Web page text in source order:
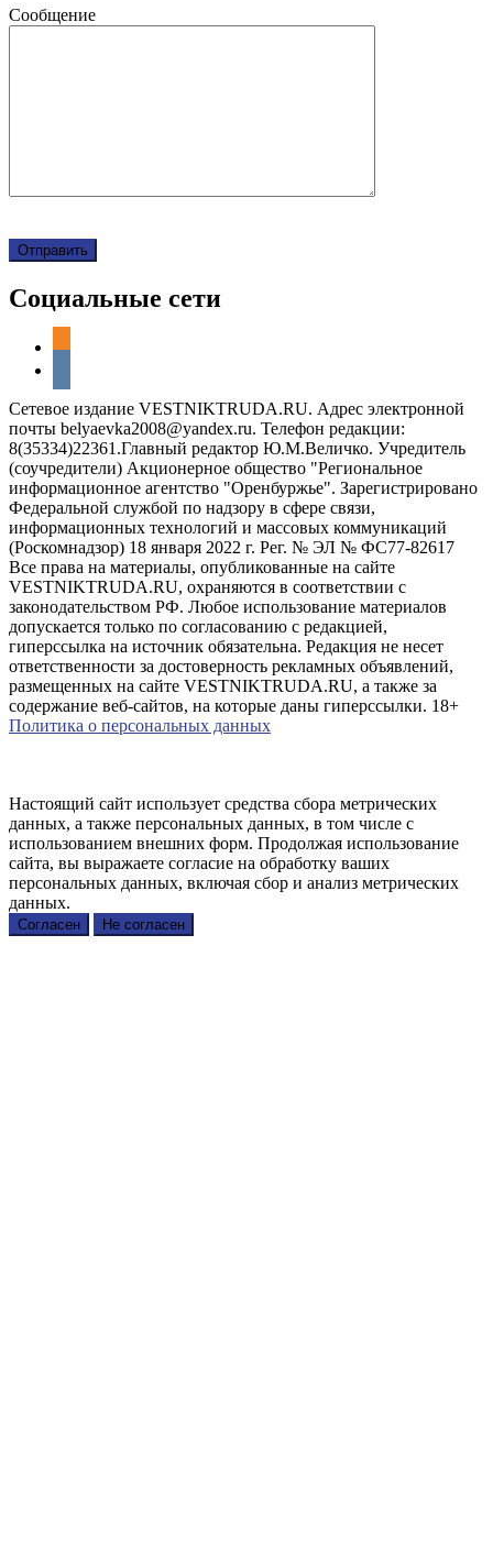
Сообщение
Социальные сети
Сетевое издание VESTNIKTRUDA.RU. Адрес электронной
почты belyaevka2008@yandex.ru. Телефон редакции:
8(35334)22361.Главный редактор Ю.М.Величко. Учредитель
(соучредители) Акционерное общество "Региональное
информационное агентство "Оренбуржье". Зарегистрировано
Федеральной службой по надзору в сфере связи,
информационных технологий и массовых коммуникаций
(Роскомнадзор) 18 января 2022 г. Рег. № ЭЛ № ФС77-82617
Все права на материалы, опубликованные на сайте
VESTNIKTRUDA.RU, охраняются в соответствии с
законодательством РФ. Любое использование материалов
допускается только по согласованию с редакцией,
гиперссылка на источник обязательна. Редакция не несет
ответственности за достоверность рекламных объявлений,
размещенных на сайте VESTNIKTRUDA.RU, а также за
содержание веб-сайтов, на которые даны гиперссылки. 18+
Политика о персональных данных
Настоящий сайт использует средства сбора метрических
данных, а также персональных данных, в том числе с
использованием внешних форм. Продолжая использование
сайта, вы выражаете согласие на обработку ваших
персональных данных, включая сбор и анализ метрических
данных.
Согласен Не согласен